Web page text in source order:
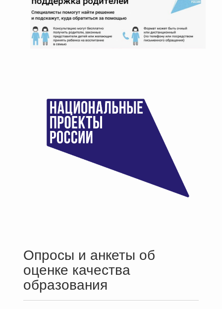
Опросы и анкеты об
оценке качества
образования